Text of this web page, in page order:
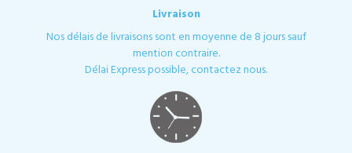
Livraison
Nos délais de livraisons sont en moyenne de 8 jours sauf
mention contraire.
Délai Express possible, contactez nous.